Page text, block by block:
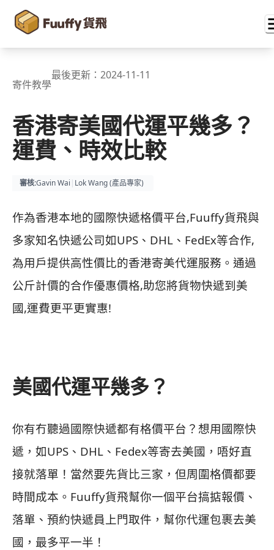
寄件教學
最後更新： 2024-11-11
香港寄美國代運平幾多？
運費、時效比較
審核:Gavin Wai | Lok Wang (產品專家)
作為香港本地的國際快遞格價平台,Fuuffy貨飛與
多家知名快遞公司如UPS、DHL、FedEx等合作,
為用戶提供高性價比的香港寄美代運服務。通過
公斤計價的合作優惠價格,助您將貨物快遞到美
國,運費更平更實惠!
美國代運平幾多？
你有冇聽過國際快遞都有格價平台？想用國際快
遞，如UPS、DHL、Fedex等寄去美國，唔好直
接就落單！當然要先貨比三家，但周圍格價都要
時間成本。Fuuffy貨飛幫你一個平台搞掂報價、
落單、預約快遞員上門取件，幫你代運包裹去美
國，最多平一半！